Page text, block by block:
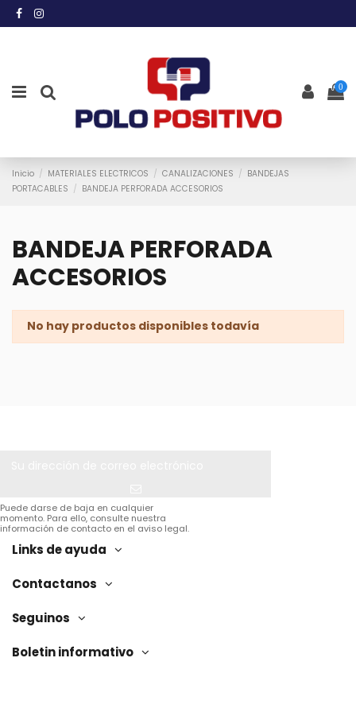
0
Inicio MATERIALES ELECTRICOS CANALIZACIONES
BANDEJAS
PORTACABLES
BANDEJA PERFORADA ACCESORIOS
BANDEJA PERFORADA
ACCESORIOS
No hay productos disponibles todavía
Puede darse de baja en cualquier
momento. Para ello, consulte nuestra
información de contacto en el aviso legal.
Links de ayuda
Contactanos
Seguinos
Boletin informativo